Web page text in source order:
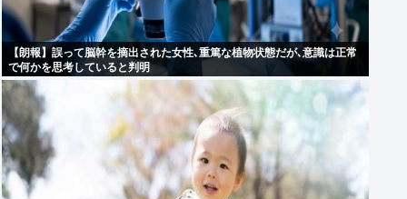
【朗報】誤って脳幹を摘出された女性､重篤な植物状態だが､意識は正常
で何かを思考していると判明